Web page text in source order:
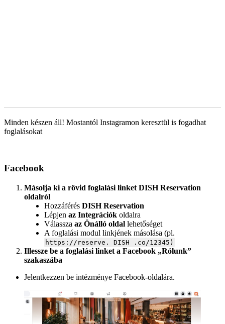
Minden készen áll! Mostantól Instagramon keresztül is fogadhat
foglalásokat
Facebook
Másolja ki a rövid foglalási linket DISH Reservation
oldalról
Hozzáférés DISH Reservation
Lépjen az Integrációk oldalra
Válassza az Önálló oldal lehetőséget
A foglalási modul linkjének másolása (pl.
https://reserve. DISH .co/12345)
Illessze be a foglalási linket a Facebook „Rólunk”
szakaszába
Jelentkezzen be intézménye Facebook-oldalára.